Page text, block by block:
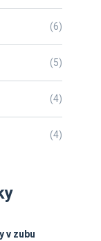
(6)
(5)
(4)
(4)
v zubu